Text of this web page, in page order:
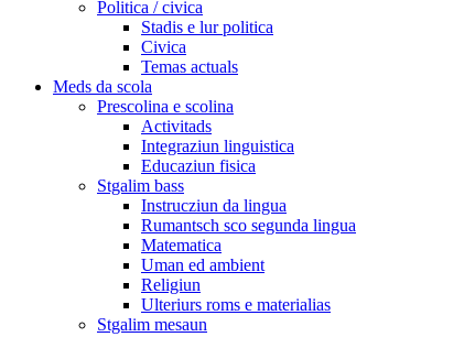
Politica / civica
Stadis e lur politica
Civica
Temas actuals
Meds da scola
Prescolina e scolina
Activitads
Integraziun linguistica
Educaziun fisica
Stgalim bass
Instrucziun da lingua
Rumantsch sco segunda lingua
Matematica
Uman ed ambient
Religiun
Ulteriurs roms e materialias
Stgalim mesaun